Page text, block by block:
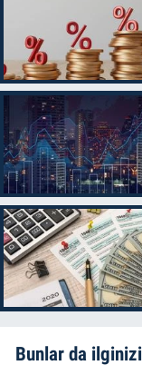
Bunlar da